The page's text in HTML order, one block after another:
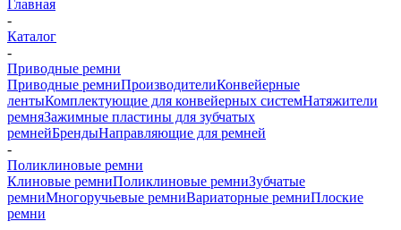
Главная
-
Каталог
-
Приводные ремни
Приводные ремниПроизводителиКонвейерные
лентыКомплектующие для конвейерных системНатяжители
ремняЗажимные пластины для зубчатых
ремнейБрендыНаправляющие для ремней
-
Поликлиновые ремни
Клиновые ремниПоликлиновые ремниЗубчатые
ремниМногоручьевые ремниВариаторные ремниПлоские
ремни